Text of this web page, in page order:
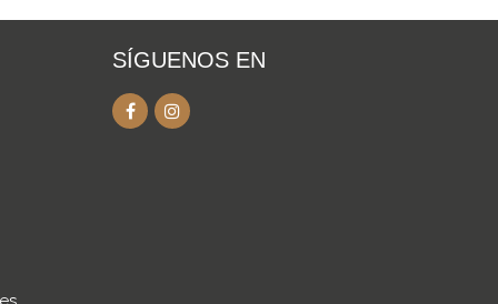
SÍGUENOS EN